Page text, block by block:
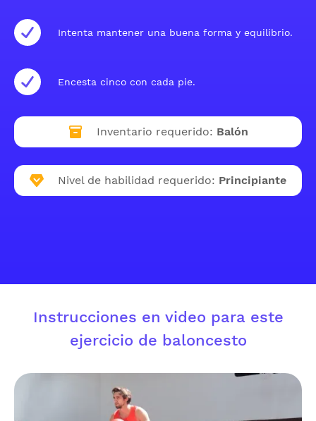
Intenta mantener una buena forma y equilibrio.
Encesta cinco con cada pie.
Inventario requerido: Balón
Nivel de habilidad requerido: Principiante
Instrucciones en video para este
ejercicio de baloncesto